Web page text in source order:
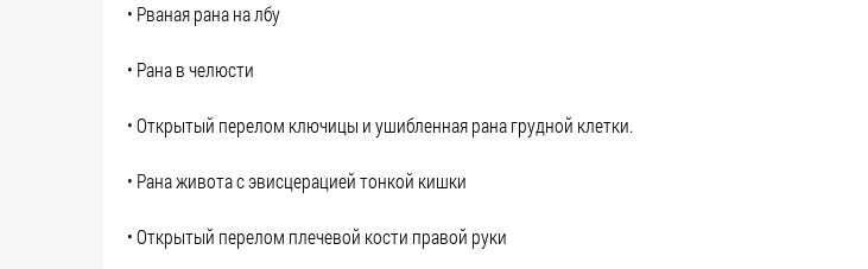
• Рваная рана на лбу
• Рана в челюсти
• Открытый перелом ключицы и ушибленная рана грудной клетки.
• Рана живота с эвисцерацией тонкой кишки
• Открытый перелом плечевой кости правой руки